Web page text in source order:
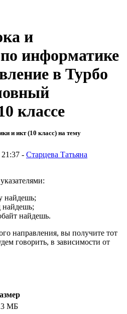
и
информатике
в Турбо
классе
и икт (10 класс) на тему
- Старцева Татьяна
найдешь;
найдешь;
найдешь.
направления, вы получите тот
говорить, в зависимости от
МБ